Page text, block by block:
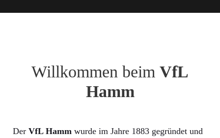
Willkommen beim VfL
Hamm
Der VfL Hamm wurde im Jahre 1883 gegründet und